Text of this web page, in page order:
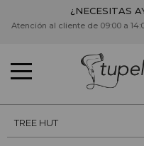
¿NECESITAS
Atención al cliente de 09:00 a
TREE HUT